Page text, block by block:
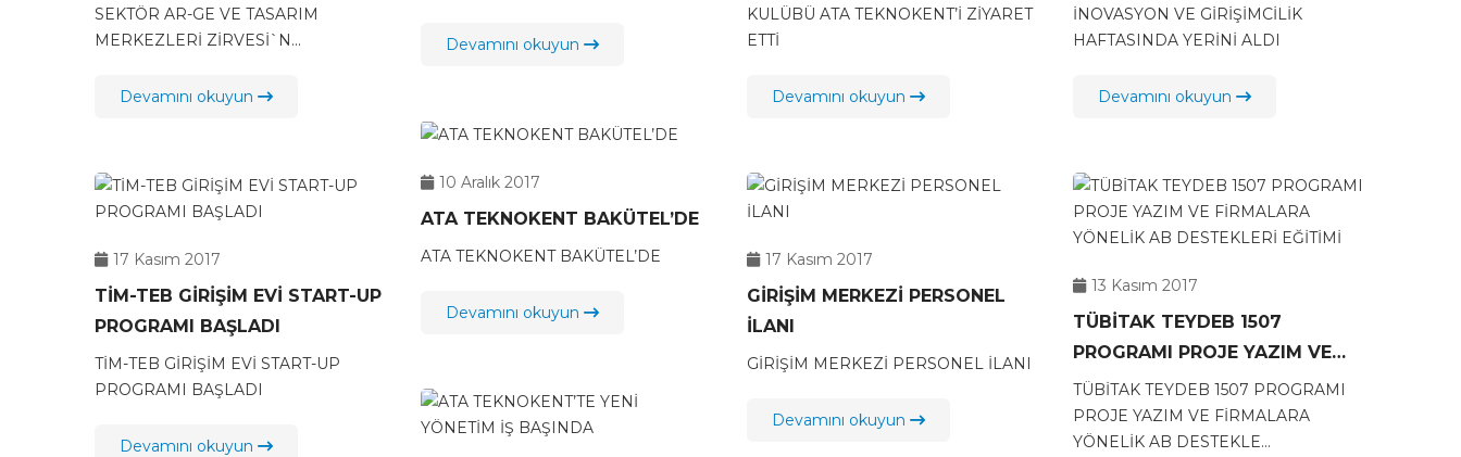
ZİRVESİ`NDE
SEKTÖR AR-GE VE TASARIM
MERKEZLERİ ZİRVESİ`N...
Devamını okuyun
Devamını okuyun
KULÜBÜ ATA TEKNOKENT’İ ZİYARET
ETTİ
Devamını okuyun
İNOVASYON VE GİRİŞİMCİLİK
HAFTASINDA YERİNİ ALDI
Devamını okuyun
10 Aralık 2017
ATA TEKNOKENT BAKÜTEL’DE
ATA TEKNOKENT BAKÜTEL’DE
Devamını okuyun
17 Kasım 2017
TİM-TEB GİRİŞİM EVİ START-UP
PROGRAMI BAŞLADI
TİM-TEB GİRİŞİM EVİ START-UP
PROGRAMI BAŞLADI
Devamını okuyun
17 Kasım 2017
GİRİŞİM MERKEZİ PERSONEL
İLANI
GİRİŞİM MERKEZİ PERSONEL İLANI
Devamını okuyun
13 Kasım 2017
TÜBİTAK TEYDEB 1507
PROGRAMI PROJE YAZIM VE
FİRMALARA YÖNELİK AB
DESTEKLERİ EĞİTİMİ
TÜBİTAK TEYDEB 1507 PROGRAMI
PROJE YAZIM VE FİRMALARA
YÖNELİK AB DESTEKLE...